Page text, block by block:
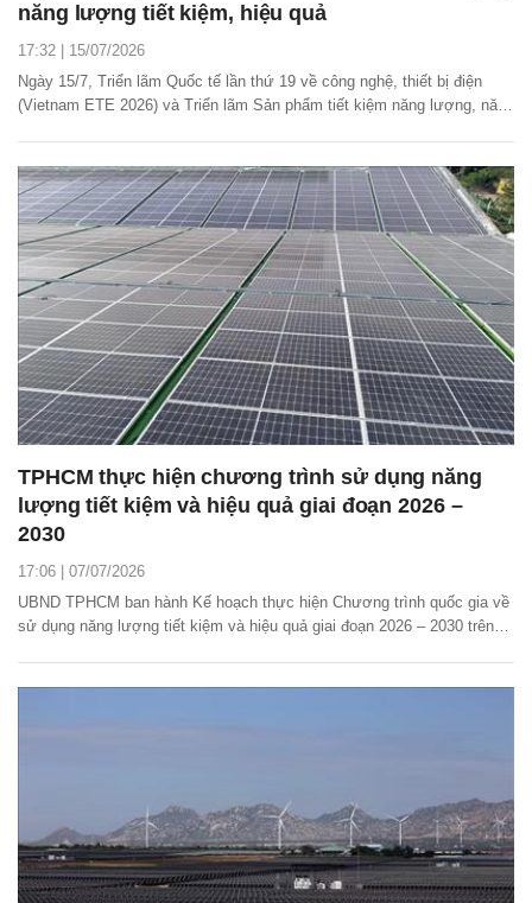
năng lượng tiết kiệm, hiệu quả
17:32 | 15/07/2026
Ngày 15/7, Triển lãm Quốc tế lần thứ 19 về công nghệ, thiết bị điện
(Vietnam ETE 2026) và Triển lãm Sản phẩm tiết kiệm năng lượng, năng
TPHCM thực hiện chương trình sử dụng năng
lượng tiết kiệm và hiệu quả giai đoạn 2026 –
2030
17:06 | 07/07/2026
UBND TPHCM ban hành Kế hoạch thực hiện Chương trình quốc gia về
sử dụng năng lượng tiết kiệm và hiệu quả giai đoạn 2026 – 2030 trên